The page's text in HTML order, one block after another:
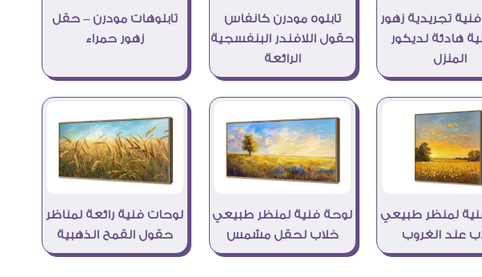
تجريدية زهور
هادئة لديكور
المنزل
تابلوه مودرن كانفاس
حقول اللافندر البنفسجية
الرائعة
تابلوهات مودرن – حقل
زهور حمراء
لمنظر طبيعي
عند الغروب
لوحة فنية لمنظر طبيعي
خلاب لحقل مشمس
لوحات فنية رائعة لمناظر
حقول القمح الذهبية